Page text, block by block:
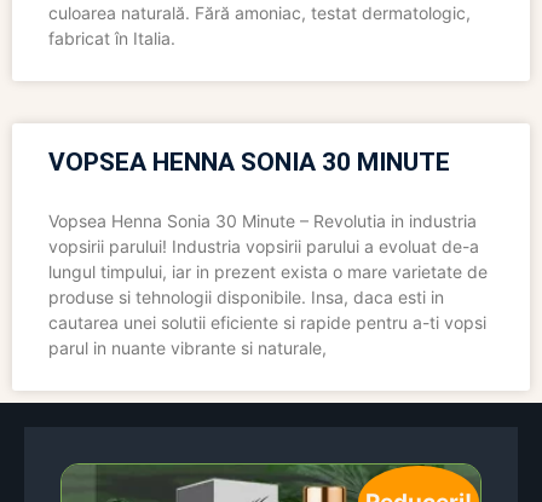
culoarea naturală. Fără amoniac, testat dermatologic,
fabricat în Italia.
VOPSEA HENNA SONIA 30 MINUTE
Vopsea Henna Sonia 30 Minute – Revolutia in industria
vopsirii parului! Industria vopsirii parului a evoluat de-a
lungul timpului, iar in prezent exista o mare varietate de
produse si tehnologii disponibile. Insa, daca esti in
cautarea unei solutii eficiente si rapide pentru a-ti vopsi
parul in nuante vibrante si naturale,